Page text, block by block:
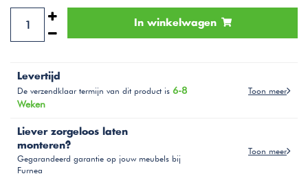
In winkelwagen
Levertijd
De verzendklaar termijn van dit product is 6-8
Weken
Toon meer
Liever zorgeloos laten
monteren?
Gegarandeerd garantie op jouw meubels bij
Furnea
Toon meer